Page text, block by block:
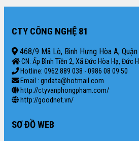
CTY CÔNG NGHỆ 81
468/9 Mã Lò, Bình Hưng Hòa A, Quận
CN: Ấp Bình Tiền 2, Xã Đức Hòa Hạ, Đức
Hotline: 0962 889 038 - 0986 08 09 50
Email : gndata@hotmail.com
http://ctyvanphongpham.com/
http://goodnet.vn/
SƠ ĐỒ WEB